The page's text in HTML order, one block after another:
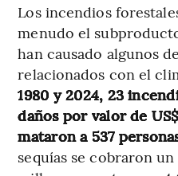
Los incendios
menudo el
han causado algunos
relacionados con el
1980 y 2024, 23
daños por valor de
mataron a 537
sequías se cobraron un